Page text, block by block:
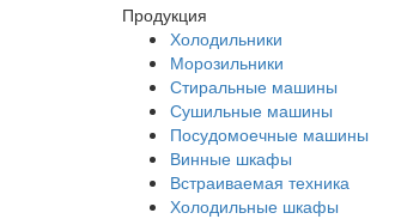
Продукция
Холодильники
Морозильники
Стиральные машины
Сушильные машины
Посудомоечные машины
Винные шкафы
Встраиваемая техника
Холодильные шкафы